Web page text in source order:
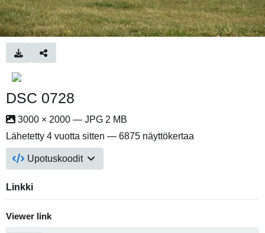
DSC 0728
3000 × 2000 — JPG 2 MB
Lähetetty 4 vuotta sitten — 6875 näyttökertaa
Upotuskoodit
Linkki
Viewer link